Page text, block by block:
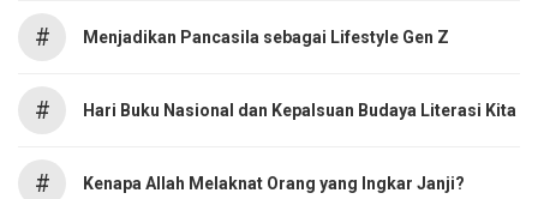
# Menjadikan Pancasila sebagai Lifestyle Gen Z
# Hari Buku Nasional dan Kepalsuan Budaya Literasi Kita
# Kenapa Allah Melaknat Orang yang Ingkar Janji?